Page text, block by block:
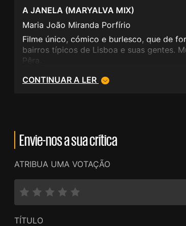
A JANELA (MARYALVA MIX)
Maria João Miranda Porfírio
Filme único, cómico e burlesco, que de
bairros típicos de Lisboa e suas gentes.
Pêra.
CONTINUAR A LER
Envie-nos a sua crítica
ATRIBUA UMA VOTAÇÃO
TÍTULO